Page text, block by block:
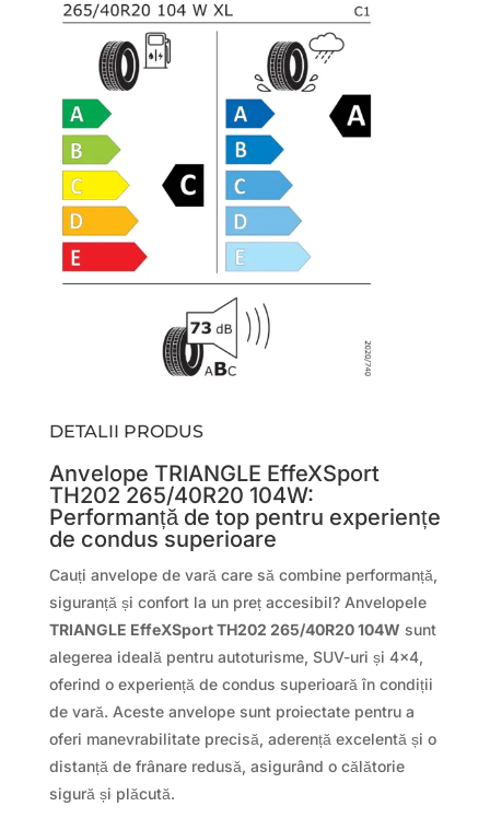
DETALII PRODUS
Anvelope TRIANGLE EffeXSport
TH202 265/40R20 104W:
Performanță de top pentru experiențe
de condus superioare
Cauți anvelope de vară care să combine performanță,
siguranță și confort la un preț accesibil? Anvelopele
TRIANGLE EffeXSport TH202 265/40R20 104W sunt
alegerea ideală pentru autoturisme, SUV-uri și 4×4,
oferind o experiență de condus superioară în condiții
de vară. Aceste anvelope sunt proiectate pentru a
oferi manevrabilitate precisă, aderență excelentă și o
distanță de frânare redusă, asigurând o călătorie
sigură și plăcută.